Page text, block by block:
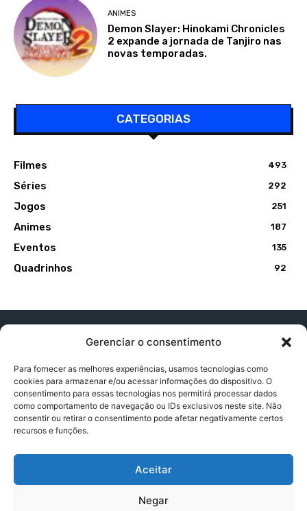
Gerenciar o consentimento
Para fornecer as melhores experiências, usamos tecnologias como
cookies para armazenar e/ou acessar informações do dispositivo. O
consentimento para essas tecnologias nos permitirá processar dados
como comportamento de navegação ou IDs exclusivos neste site. Não
consentir ou retirar o consentimento pode afetar negativamente certos
recursos e funções.
Aceitar
Negar
ANIMES
Demon Slayer: Hinokami Chronicles
2 expande a jornada de Tanjiro nas
novas temporadas.
CATEGORIAS
Filmes 493
Séries 292
Jogos 251
Animes 187
Eventos 135
Quadrinhos 92
Contato:contatopapogeek@gmail.com
Política de Privacidade
Termos e Condições